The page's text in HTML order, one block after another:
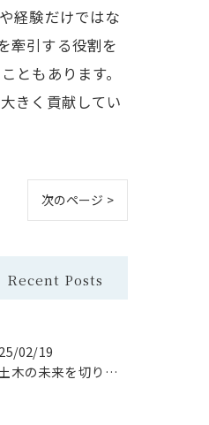
経験だけではな
牽引する役割を
ともあります。
きく貢献してい
次のページ >
Recent Posts
02/19
沼津土木の未来を切り開く！静岡県沼津市での求人情報と採用のヒント